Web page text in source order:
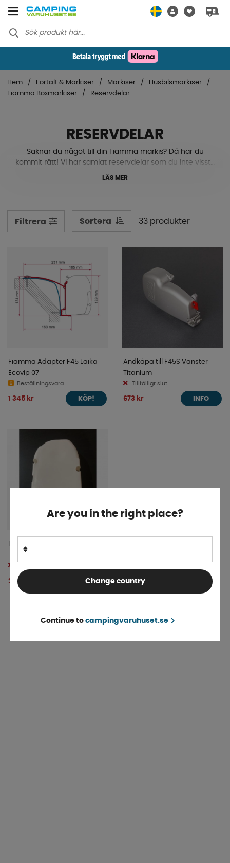
Hem Förtält & Markiser Markiser
Husbilsmarkiser
Fiamma Boxmarkiser
Reservdelar
RESERVDELAR
Saknar du något till din Fiamma markis? Då har du
kommit rätt! Vi har samlat reservdelar som du inte visste
att du behövde, tills du faktiskt behöver dem. Du
LÄS MER
Filtrera Sortera 33 produkter
Fiamma Adapter F45 Laika
Ecovip 07
Beställningsvara
1 345 kr KÖP!
Ändkåpa till F45S Vänster
Titanium
Tillfälligt slut
673 kr INFO
371 kr INFO
« Föregående 1 2
Are you in the right place?
Change country
Continue to campingvaruhuset.se